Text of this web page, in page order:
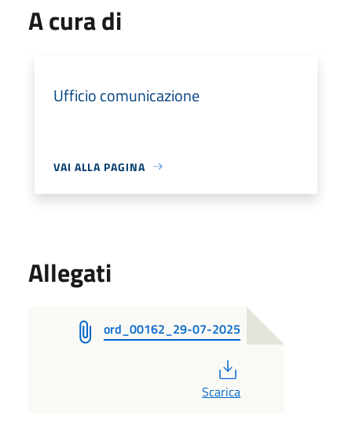
A cura di
Ufficio comunicazione
VAI ALLA PAGINA
Allegati
ord_00162_29-07-2025
Scarica